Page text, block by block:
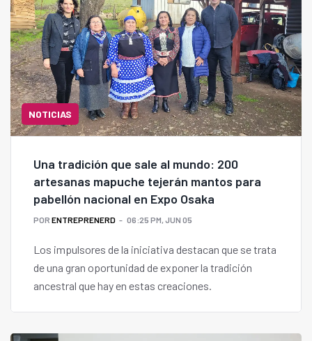
NOTICIAS
Una tradición que sale al mundo: 200
artesanas mapuche tejerán mantos para
pabellón nacional en Expo Osaka
POR ENTREPRENERD 06:25 PM, JUN 05
Los impulsores de la iniciativa destacan que se trata
de una gran oportunidad de exponer la tradición
ancestral que hay en estas creaciones.